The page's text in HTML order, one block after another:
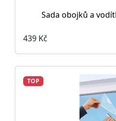
Sada obojků a
439 Kč
TOP